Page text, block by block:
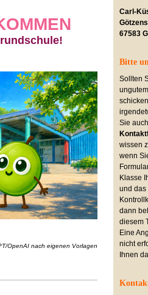
OpenAI nach eigenen Vorlagen
Carl-
67583
Bitte
Sollten
Sie
wissen
wenn
Klasse
und das
dann
diesem
Eine
nicht
Ihnen